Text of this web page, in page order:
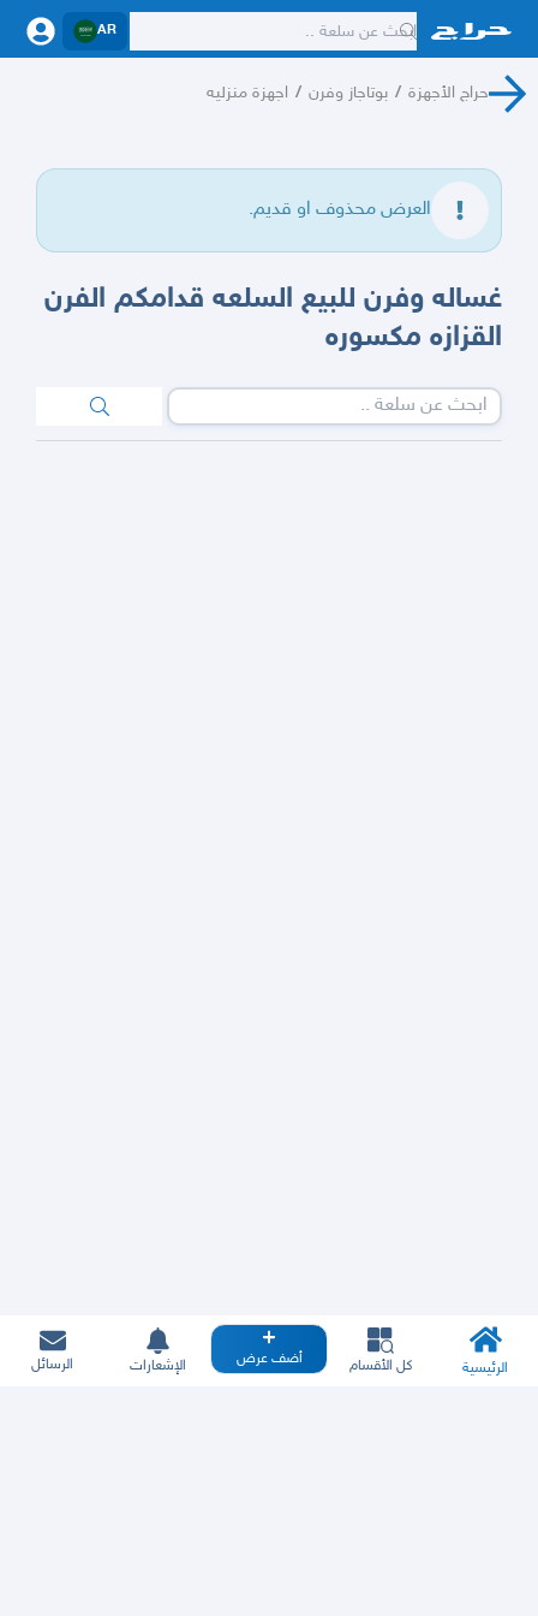
AR
حراج الأجهزة / بوتاجاز وفرن / اجهزة منزليه
العرض محذوف او قديم.
غساله وفرن للبيع السلعه قدامكم الفرن
القزازه مكسوره
الرئيسية كل الأقسام أضف عرض الإشعارات الرسائل